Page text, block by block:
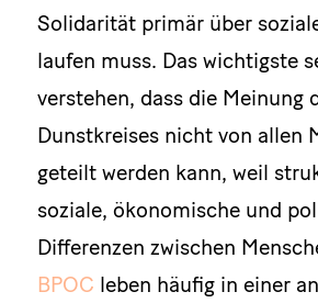
Solidarität primär über
laufen muss. Das wichtigste
verstehen, dass die Meinung
Dunstkreises nicht von allen
geteilt werden kann, weil
soziale, ökonomische und
Differenzen zwischen
BPOC leben häufig in einer